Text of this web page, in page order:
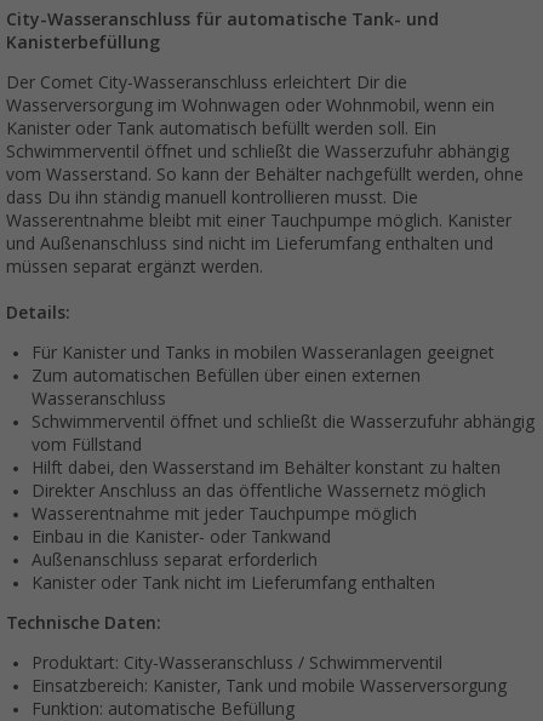
City-Wasseranschluss für automatische Tank- und
Kanisterbefüllung
Der Comet City-Wasseranschluss erleichtert Dir die
Wasserversorgung im Wohnwagen oder Wohnmobil, wenn ein
Kanister oder Tank automatisch befüllt werden soll. Ein
Schwimmerventil öffnet und schließt die Wasserzufuhr abhängig
vom Wasserstand. So kann der Behälter nachgefüllt werden, ohne
dass Du ihn ständig manuell kontrollieren musst. Die
Wasserentnahme bleibt mit einer Tauchpumpe möglich. Kanister
und Außenanschluss sind nicht im Lieferumfang enthalten und
müssen separat ergänzt werden.
Details:
Für Kanister und Tanks in mobilen Wasseranlagen geeignet
Zum automatischen Befüllen über einen externen
Wasseranschluss
Schwimmerventil öffnet und schließt die Wasserzufuhr abhängig
vom Füllstand
Hilft dabei, den Wasserstand im Behälter konstant zu halten
Direkter Anschluss an das öffentliche Wassernetz möglich
Wasserentnahme mit jeder Tauchpumpe möglich
Einbau in die Kanister- oder Tankwand
Außenanschluss separat erforderlich
Kanister oder Tank nicht im Lieferumfang enthalten
Technische Daten:
Produktart: City-Wasseranschluss / Schwimmerventil
Einsatzbereich: Kanister, Tank und mobile Wasserversorgung
Funktion: automatische Befüllung